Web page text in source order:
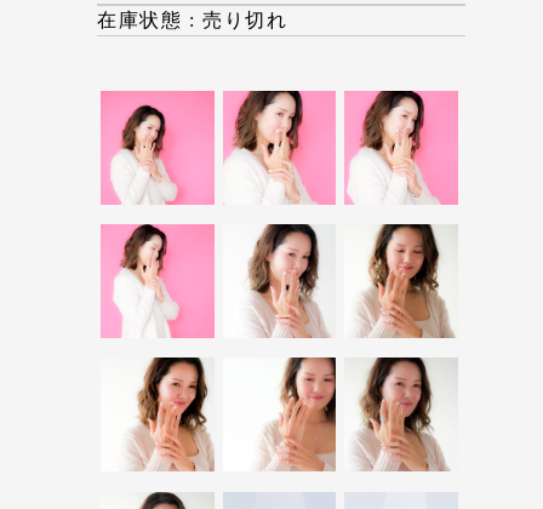
在庫状態 : 売り切れ